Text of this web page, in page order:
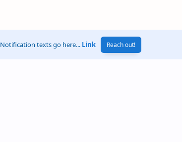
Notification texts go here... Link Reach out!